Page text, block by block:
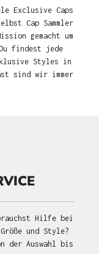
Exclusive Caps
Cap Sammler
gemacht um
findest jede
Styles in
sind wir immer
Hilfe bei
und Style?
der Auswahl bis